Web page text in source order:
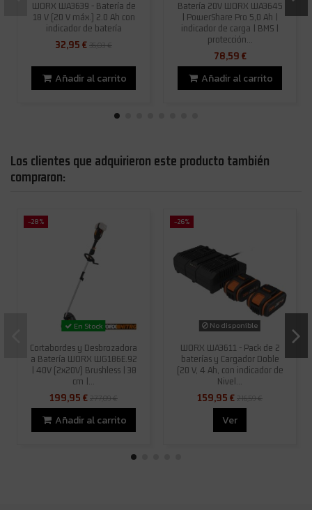
WORX WA3639 - Batería de
18 V (20 V máx.) 2.0 Ah con
indicador de batería
32,95 €35,03 €
Añadir al carrito
Batería 20V WORX WA3645
| PowerShare Pro 5,0 Ah |
indicador de carga | BMS |
protección...
78,59 €
Añadir al carrito
Los clientes que adquirieron este producto también
compraron:
-28%
En Stock
Cortabordes y Desbrozadora
a Batería WORX WG186E.92
| 40V (2x20V) Brushless | 38
cm |...
199,95 €277,09 €
Añadir al carrito
-26%
No disponible
WORX WA3611 - Pack de 2
baterías y Cargador Doble
(20 V, 4 Ah, con indicador de
Nivel...
159,95 €216,59 €
Ver